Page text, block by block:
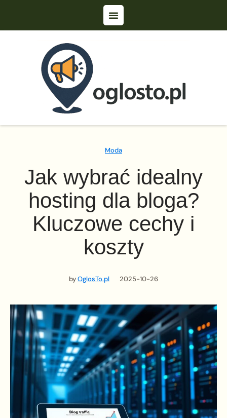
Moda
Jak wybrać idealny
hosting dla bloga?
Kluczowe cechy i
koszty
byOglosTo.pl 2025-10-26